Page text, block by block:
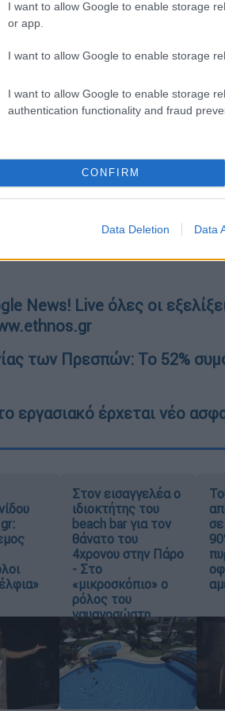
I want to allow Google to enable storage
or app.
I want to allow Google to enable storage
I want to allow Google to enable storage
authentication functionality and fraud
CONFIRM
Data Deletion Data
- Κοντά στον
ο δράστης - Έκαψε και
ΗΠΑ το μεγαλύτερο
News! Live όλες οι
των Πρεσπών: Το 52%
εργασιακό έρχεται νέο
Στον εισαγγελέα ο
ιδιοκτήτης του
beach bar για τον
θάνατο του
4χρονου στην Πάρο
- Στο
«μικροσκόπιο» ο
ρόλος του
ναυαγοσώστη